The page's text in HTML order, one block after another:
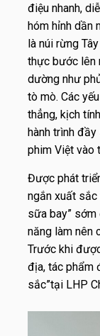
điệu nhanh,
hóm hỉnh dần
là núi rừng
thực bước lên
dường như
tò mò. Các
thẳng, kịch
hành trình
phim Việt vào
Được phát
ngắn xuất sắc
sữa bay”
năng làm nên
Trước khi
địa, tác phẩm
sắc”tại LHP